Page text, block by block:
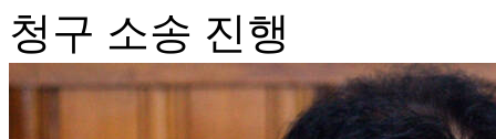
청구 소송 진행